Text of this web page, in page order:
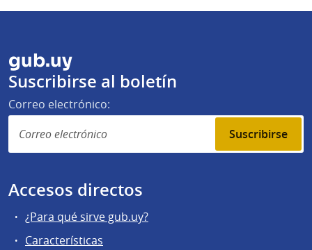
gub.uy
Suscribirse al boletín
Correo electrónico:
Suscribirse
Accesos directos
¿Para qué sirve gub.uy?
Características